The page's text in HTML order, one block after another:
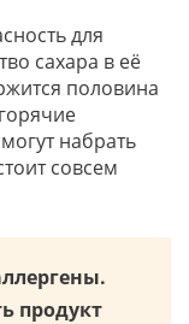
для
сахара в её
половина
набрать
совсем
продукт